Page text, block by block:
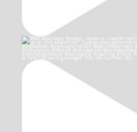
Je hebt (te) weinig energie? Zou het kunnen dat…